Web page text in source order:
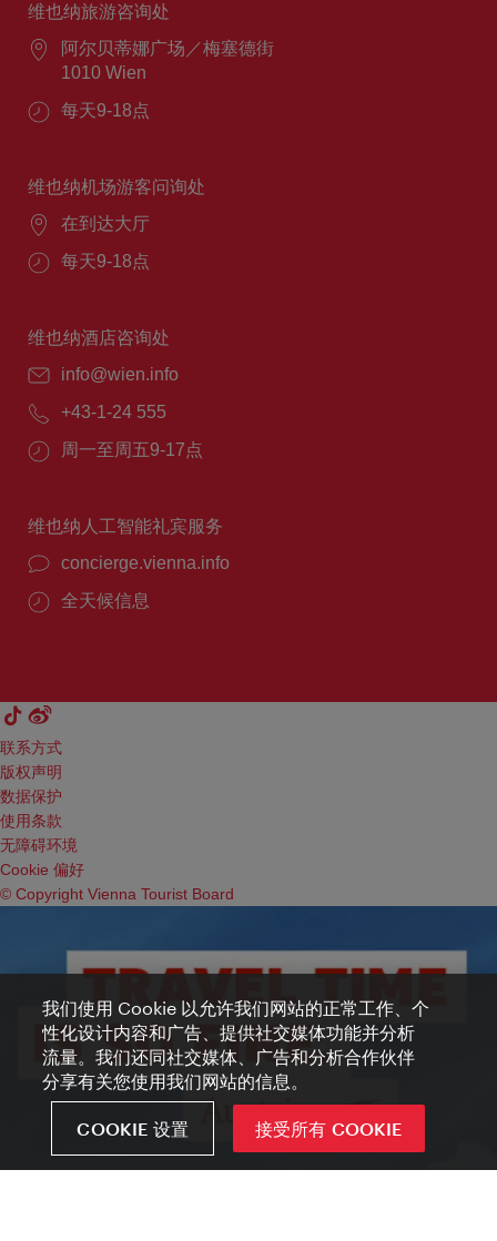
维也纳旅游咨询处
阿尔贝蒂娜广场／梅塞德街
1010 Wien
每天9-18点
维也纳机场游客问询处
在到达大厅
每天9-18点
维也纳酒店咨询处
info@wien.info
+43-1-24 555
周一至周五9-17点
维也纳人工智能礼宾服务
concierge.vienna.info
全天候信息
联系方式
版权声明
数据保护
使用条款
无障碍环境
Cookie 偏好
© Copyright Vienna Tourist Board
我们使用 Cookie 以允许我们网站的正常工作、个
性化设计内容和广告、提供社交媒体功能并分析
流量。我们还同社交媒体、广告和分析合作伙伴
分享有关您使用我们网站的信息。
COOKIE 设置 接受所有 COOKIE